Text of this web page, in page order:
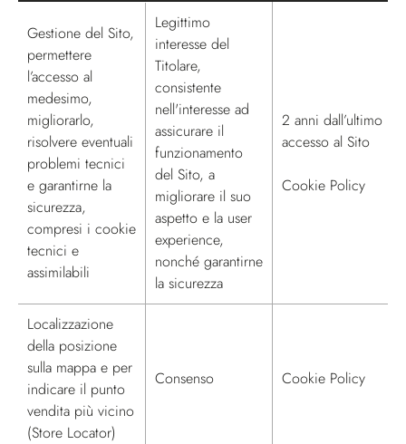
Tabella Finalità del trattamento, basi giuridiche e tempi di
Gestione del Sito,
permettere
l’accesso al
medesimo,
migliorarlo,
risolvere eventuali
problemi tecnici
e garantirne la
sicurezza,
compresi i cookie
tecnici e
assimilabili
Legittimo
interesse del
Titolare,
consistente
nell'interesse ad
assicurare il
funzionamento
del Sito, a
migliorare il suo
aspetto e la user
experience,
nonché garantirne
la sicurezza
2 anni dall’ultimo
accesso al Sito
Cookie Policy
Localizzazione
della posizione
sulla mappa e per
indicare il punto
vendita più vicino
(Store Locator)
Consenso Cookie Policy